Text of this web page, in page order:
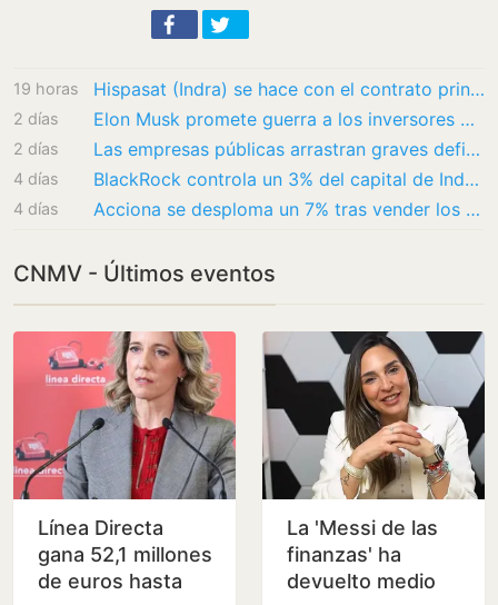
19 horas Hispasat (Indra) se hace con el contrato principal del proyecto espacial IRIS2 por más de…
2 días Elon Musk promete guerra a los inversores bajistas en SpaceX: “Mira que están avisados”
2 días Las empresas públicas arrastran graves deficiencias en contratos de sus altos directivos
4 días BlackRock controla un 3% del capital de Indra, valorado en más de 315 millones de euros
4 días Acciona se desploma un 7% tras vender los Entrecanales Franco un 3% de sus acciones
CNMV - Últimos eventos
Línea Directa
gana 52,1 millones
de euros hasta
La 'Messi de las
finanzas' ha
devuelto medio